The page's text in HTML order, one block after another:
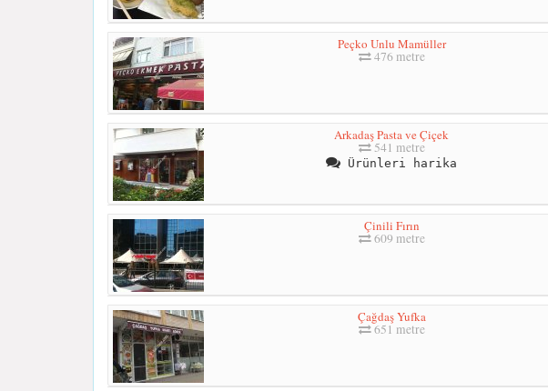
Peçko Unlu Mamüller
476 metre
Arkadaş Pasta ve Çiçek
541 metre
Ürünleri harika
Çinili Fırın
609 metre
Çağdaş Yufka
651 metre